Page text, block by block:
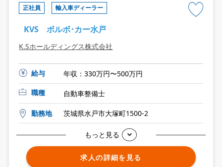
正社員 輸入車ディーラー
KVS ボルボ･カー水戸
K.Sホールディングス株式会社
給与
年収：330万円〜500万円
職種
自動車整備士
勤務地 茨城県水戸市大塚町1500-2
もっと見る
求人の詳細を見る